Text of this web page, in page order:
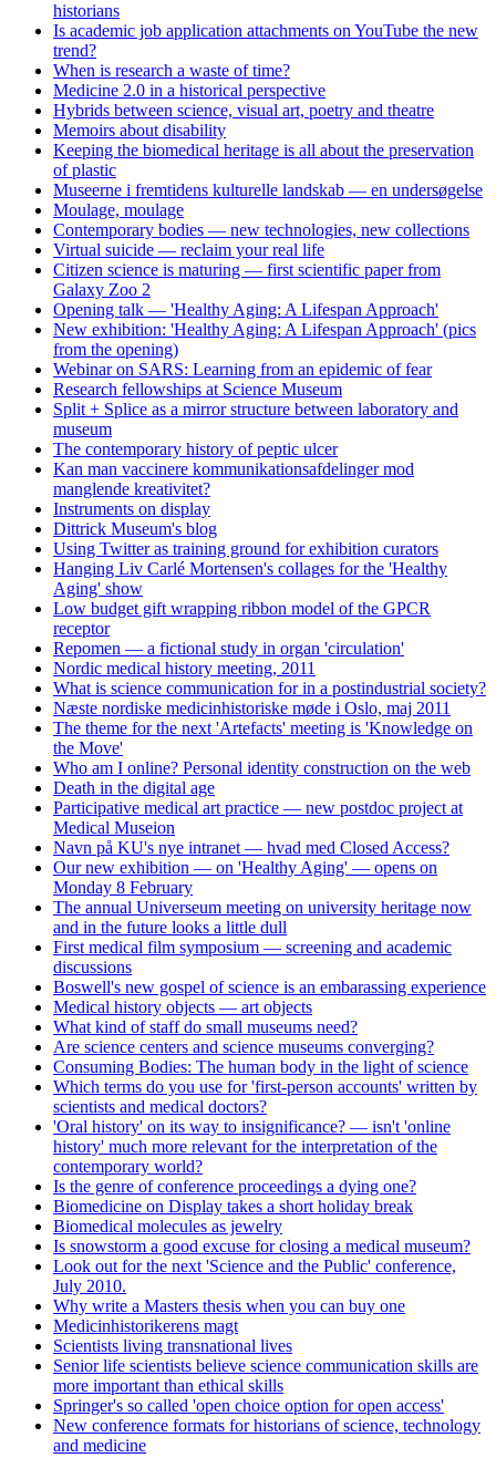
historians
Is academic job application attachments on YouTube the new
trend?
When is research a waste of time?
Medicine 2.0 in a historical perspective
Hybrids between science, visual art, poetry and theatre
Memoirs about disability
Keeping the biomedical heritage is all about the preservation
of plastic
Museerne i fremtidens kulturelle landskab — en undersøgelse
Moulage, moulage
Contemporary bodies — new technologies, new collections
Virtual suicide — reclaim your real life
Citizen science is maturing — first scientific paper from
Galaxy Zoo 2
Opening talk — 'Healthy Aging: A Lifespan Approach'
New exhibition: 'Healthy Aging: A Lifespan Approach' (pics
from the opening)
Webinar on SARS: Learning from an epidemic of fear
Research fellowships at Science Museum
Split + Splice as a mirror structure between laboratory and
museum
The contemporary history of peptic ulcer
Kan man vaccinere kommunikationsafdelinger mod
manglende kreativitet?
Instruments on display
Dittrick Museum's blog
Using Twitter as training ground for exhibition curators
Hanging Liv Carlé Mortensen's collages for the 'Healthy
Aging' show
Low budget gift wrapping ribbon model of the GPCR
receptor
Repomen — a fictional study in organ 'circulation'
Nordic medical history meeting, 2011
What is science communication for in a postindustrial society?
Næste nordiske medicinhistoriske møde i Oslo, maj 2011
The theme for the next 'Artefacts' meeting is 'Knowledge on
the Move'
Who am I online? Personal identity construction on the web
Death in the digital age
Participative medical art practice — new postdoc project at
Medical Museion
Navn på KU's nye intranet — hvad med Closed Access?
Our new exhibition — on 'Healthy Aging' — opens on
Monday 8 February
The annual Universeum meeting on university heritage now
and in the future looks a little dull
First medical film symposium — screening and academic
discussions
Boswell's new gospel of science is an embarassing experience
Medical history objects — art objects
What kind of staff do small museums need?
Are science centers and science museums converging?
Consuming Bodies: The human body in the light of science
Which terms do you use for 'first-person accounts' written by
scientists and medical doctors?
'Oral history' on its way to insignificance? — isn't 'online
history' much more relevant for the interpretation of the
contemporary world?
Is the genre of conference proceedings a dying one?
Biomedicine on Display takes a short holiday break
Biomedical molecules as jewelry
Is snowstorm a good excuse for closing a medical museum?
Look out for the next 'Science and the Public' conference,
July 2010.
Why write a Masters thesis when you can buy one
Medicinhistorikerens magt
Scientists living transnational lives
Senior life scientists believe science communication skills are
more important than ethical skills
Springer's so called 'open choice option for open access'
New conference formats for historians of science, technology
and medicine